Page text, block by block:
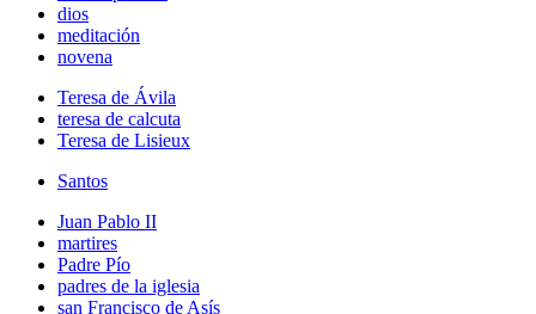
dios
meditación
novena
Teresa de Ávila
teresa de calcuta
Teresa de Lisieux
Santos
Juan Pablo II
martires
Padre Pío
padres de la iglesia
san Francisco de Asís